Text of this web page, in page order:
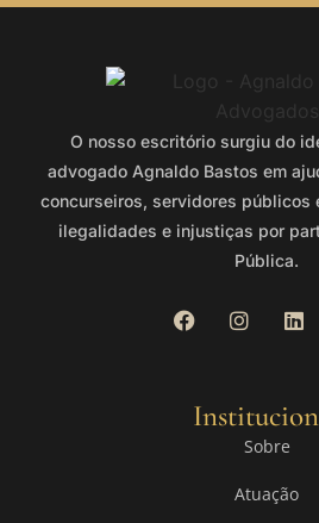
O nosso escritório surgiu do
advogado Agnaldo Bastos em
concurseiros, servidores públicos
ilegalidades e injustiças por
Pública.
Sobre
Atuação